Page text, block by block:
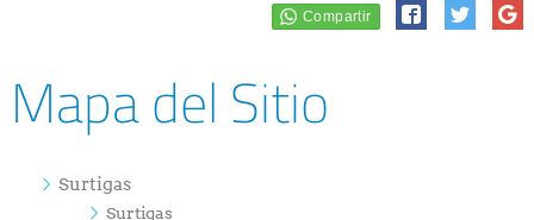
Mapa del Sitio
Surtigas
Surtigas